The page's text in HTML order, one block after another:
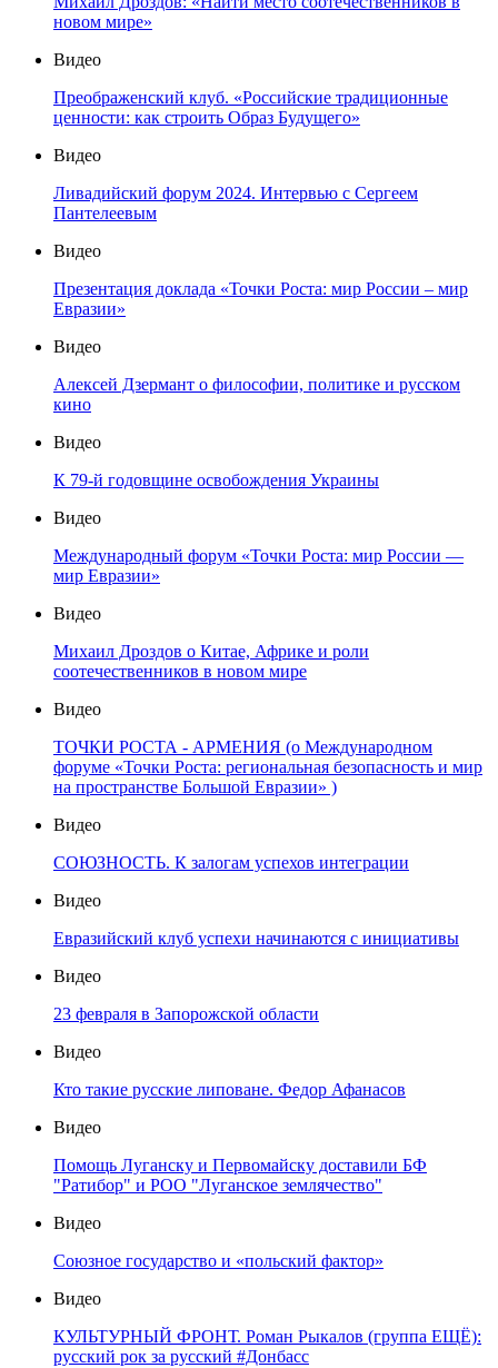
новом мире»
Видео
Преображенский клуб. «Российские традиционные
ценности: как строить Образ Будущего»
Видео
Ливадийский форум 2024. Интервью с Сергеем
Пантелеевым
Видео
Презентация доклада «Точки Роста: мир России – мир
Евразии»
Видео
Алексей Дзермант о философии, политике и русском
кино
Видео
К 79-й годовщине освобождения Украины
Видео
Международный форум «Точки Роста: мир России —
мир Евразии»
Видео
Михаил Дроздов о Китае, Африке и роли
соотечественников в новом мире
Видео
ТОЧКИ РОСТА - АРМЕНИЯ (о Международном
форуме «Точки Роста: региональная безопасность и мир
на пространстве Большой Евразии» )
Видео
СОЮЗНОСТЬ. К залогам успехов интеграции
Видео
Евразийский клуб успехи начинаются с инициативы
Видео
23 февраля в Запорожской области
Видео
Кто такие русские липоване. Федор Афанасов
Видео
Помощь Луганску и Первомайску доставили БФ
"Ратибор" и РОО "Луганское землячество"
Видео
Союзное государство и «польский фактор»
Видео
КУЛЬТУРНЫЙ ФРОНТ. Роман Рыкалов (группа ЕЩЁ):
русский рок за русский #Донбасс